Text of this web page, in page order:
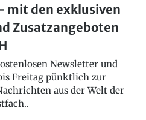
mit den exklusiven
Zusatzangeboten
Newsletter und
Freitag pünktlich zur
aus der Welt der